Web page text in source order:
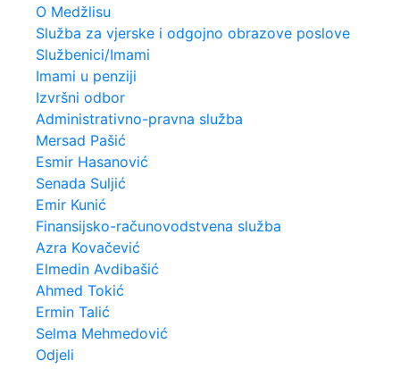
O Medžlisu
Služba za vjerske i odgojno obrazove poslove
Službenici/Imami
Imami u penziji
Izvršni odbor
Administrativno-pravna služba
Mersad Pašić
Esmir Hasanović
Senada Suljić
Emir Kunić
Finansijsko-računovodstvena služba
Azra Kovačević
Elmedin Avdibašić
Ahmed Tokić
Ermin Talić
Selma Mehmedović
Odjeli